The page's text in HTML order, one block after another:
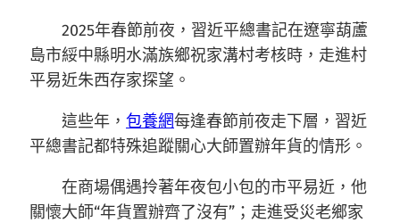
2025年春節前夜，習近平總書記在遼寧葫蘆
島市綏中縣明水滿族鄉祝家溝村考核時，走進村
平易近朱西存家探望。
這些年， 包養網每逢春節前夜走下層，習近
平總書記都特殊追蹤關心大師置辦年貨的情形。
在商場偶遇拎著年夜包小包的市平易近，他
關懷大師“年貨置辦齊了沒有”；走進受災老鄉家